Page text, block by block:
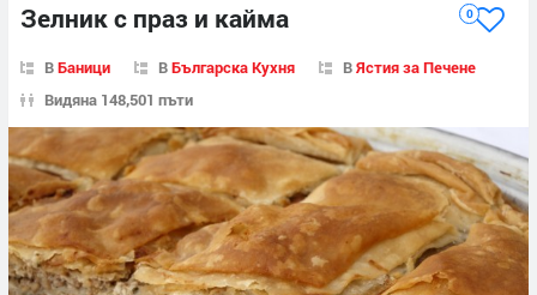
Зелник с праз и кайма 0
ВБаници ВБългарска Кухня ВЯстия за Печене
Видяна 148,501 пъти